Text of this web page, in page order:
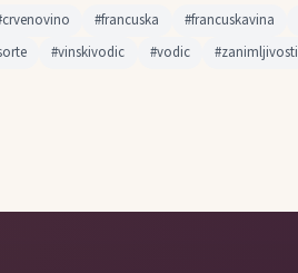
#francuska #francuskavina
#vinskivodic #vodic #zanimljivosti